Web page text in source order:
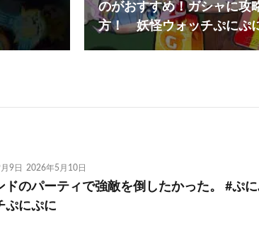
のがおすすめ！ガシャに攻
方！ 妖怪ウォッチぷにぷ
9日 2026年5月10日
ドのパーティで強敵を倒したかった。 #ぷ
ぷにぷに